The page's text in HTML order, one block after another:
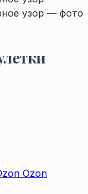
Ozon